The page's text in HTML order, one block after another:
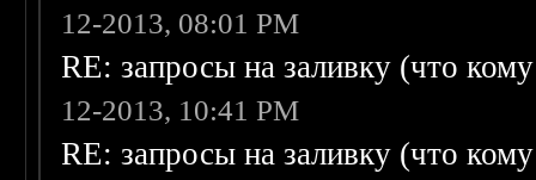
12-2013, 08:01 PM
RE: запросы на заливку (что
12-2013, 10:41 PM
RE: запросы на заливку (что